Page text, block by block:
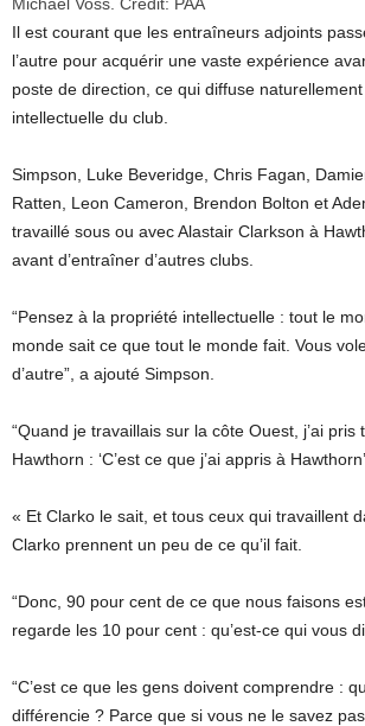
Il est courant que les entraîneurs adjoints
l’autre pour acquérir une vaste expérience
poste de direction, ce qui diffuse
intellectuelle du club.
Simpson, Luke Beveridge, Chris Fagan,
Ratten, Leon Cameron, Brendon Bolton et
travaillé sous ou avec Alastair Clarkson à
avant d’entraîner d’autres clubs.
“Pensez à la propriété intellectuelle : tout le
monde sait ce que tout le monde fait. Vous
d’autre”, a ajouté Simpson.
“Quand je travaillais sur la côte Ouest, j’ai pris
Hawthorn : ‘C’est ce que j’ai appris à Hawthorn’.
« Et Clarko le sait, et tous ceux qui travaillent
Clarko prennent un peu de ce qu’il fait.
“Donc, 90 pour cent de ce que nous faisons
regarde les 10 pour cent : qu’est-ce qui vous
“C’est ce que les gens doivent comprendre :
différencie ? Parce que si vous ne le savez